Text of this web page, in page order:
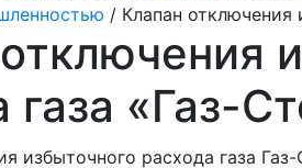
/ Клапан отключения
газа «Газ-